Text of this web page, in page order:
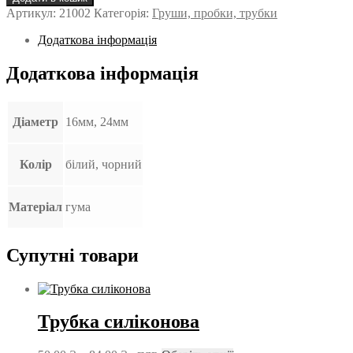
кількість
Артикул: 21002 Категорія: Груши, пробки, трубки
Додаткова інформація
Додаткова інформація
Діаметр 16мм, 24мм
Колір білий, чорний
Матеріал гума
Супутні товари
Трубка силіконова